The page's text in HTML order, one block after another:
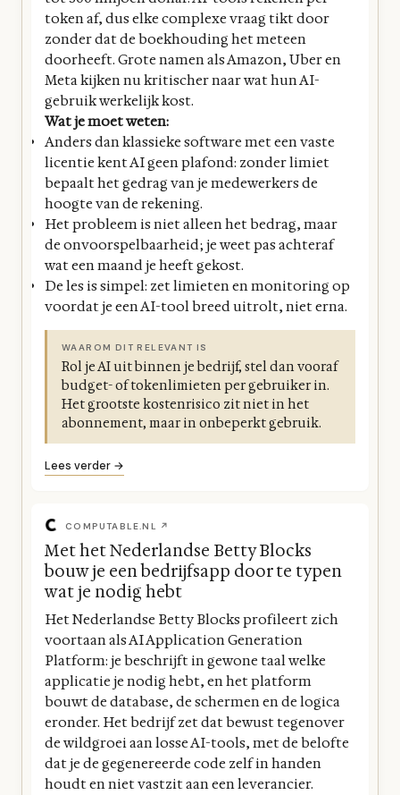
token af, dus elke complexe vraag tikt door
zonder dat de boekhouding het meteen
doorheeft. Grote namen als Amazon, Uber en
Meta kijken nu kritischer naar wat hun AI-
gebruik werkelijk kost.
Wat je moet weten:
Anders dan klassieke software met een vaste
licentie kent AI geen plafond: zonder limiet
bepaalt het gedrag van je medewerkers de
hoogte van de rekening.
Het probleem is niet alleen het bedrag, maar
de onvoorspelbaarheid; je weet pas achteraf
wat een maand je heeft gekost.
De les is simpel: zet limieten en monitoring op
voordat je een AI-tool breed uitrolt, niet erna.
WAAROM DIT RELEVANT IS
Rol je AI uit binnen je bedrijf, stel dan vooraf
budget- of tokenlimieten per gebruiker in.
Het grootste kostenrisico zit niet in het
abonnement, maar in onbeperkt gebruik.
Lees verder →
COMPUTABLE.NL ↗
Met het Nederlandse Betty Blocks
bouw je een bedrijfsapp door te typen
wat je nodig hebt
Het Nederlandse Betty Blocks profileert zich
voortaan als AI Application Generation
Platform: je beschrijft in gewone taal welke
applicatie je nodig hebt, en het platform
bouwt de database, de schermen en de logica
eronder. Het bedrijf zet dat bewust tegenover
de wildgroei aan losse AI-tools, met de belofte
dat je de gegenereerde code zelf in handen
houdt en niet vastzit aan een leverancier.